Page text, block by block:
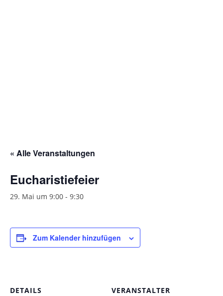
Kirchen
Münstergalerie
Kirchenrenovierung
Pfarrgarten
« Alle Veranstaltungen
Eucharistiefeier
29. Mai um 9:00 - 9:30
Zum Kalender hinzufügen
DETAILS VERANSTALTER